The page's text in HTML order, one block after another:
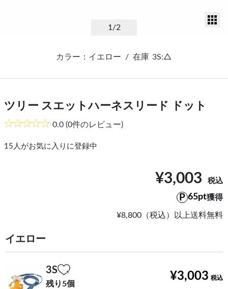
1/2
カラー：イエロー / 在庫 3S:△
ツリー スエットハーネスリード ドット
0.0 (0件のレビュー)
15 人がお気に入りに登録中
¥3,003
65pt獲得
¥8,800（税込）以上送料無料
イエロー
3S
残り5個
¥3,003